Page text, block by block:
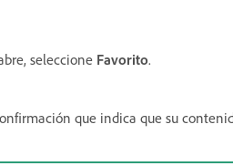
seleccione Favorito.
que indica que su